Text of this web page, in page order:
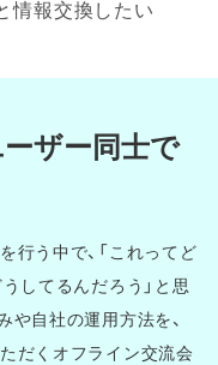
情報交換したい
ザー同士で
行う中で、「これってど
してるんだろう」と思
や自社の運用方法を、
だくオフライン交流会